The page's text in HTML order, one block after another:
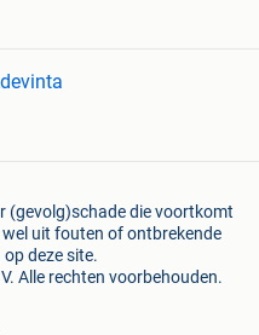
(gevolg)schade die voortkomt
uit fouten of ontbrekende
deze site.
Alle rechten voorbehouden.